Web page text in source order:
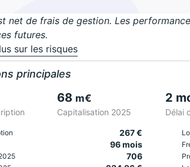
net de frais de gestion. Les
futures.
sur les risques
principales
68 m€
Capitalisation 2025
2
Délai
267 €
96 mois
706